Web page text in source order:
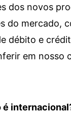
dos novos
do mercado,
débito e
em nosso
é